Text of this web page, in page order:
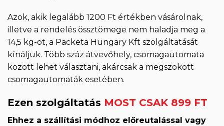
Azok, akik legalább 1200 Ft értékben vásárolnak,
illetve a rendelés össztömege nem haladja meg a
14,5 kg-ot, a Packeta Hungary Kft szolgáltatását
kínáljuk. Több száz átvevőhely, csomagautomata
között lehet választani, akárcsak a megszokott
csomagautomaták esetében.
Ezen szolgáltatás MOST CSAK 899 FT
Ehhez a szállítási módhoz előreutalással vagy